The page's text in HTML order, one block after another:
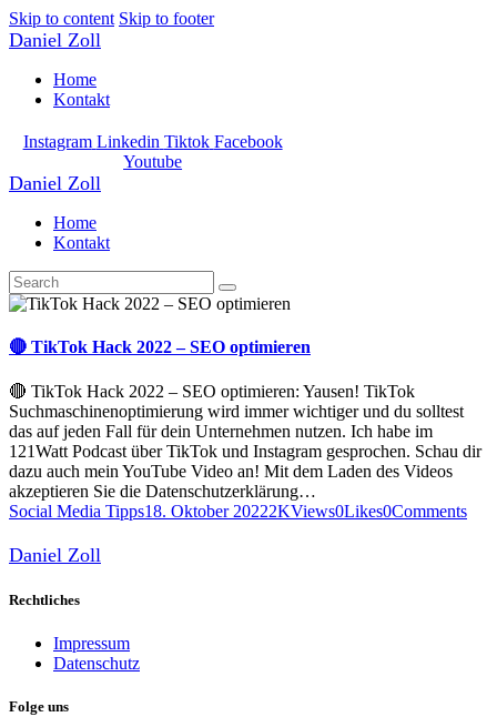
Skip to content Skip to footer
Daniel Zoll
Home
Kontakt
Instagram Linkedin Tiktok Facebook
Youtube
Daniel Zoll
Home
Kontakt
🔴 TikTok Hack 2022 – SEO optimieren
🔴 TikTok Hack 2022 – SEO optimieren: Yausen! TikTok
Suchmaschinenoptimierung wird immer wichtiger und du solltest
das auf jeden Fall für dein Unternehmen nutzen. Ich habe im
121Watt Podcast über TikTok und Instagram gesprochen. Schau dir
dazu auch mein YouTube Video an! Mit dem Laden des Videos
akzeptieren Sie die Datenschutzerklärung…
Social Media Tipps18. Oktober 20222KViews0Likes0Comments
Daniel Zoll
Rechtliches
Impressum
Datenschutz
Folge uns